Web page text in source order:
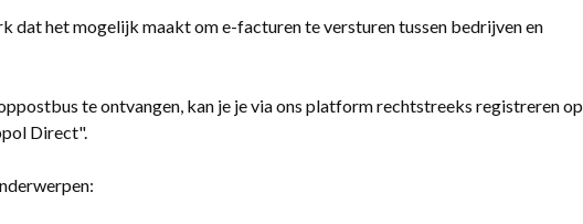
dat het mogelijk maakt om e-facturen te versturen tussen bedrijven en
te ontvangen, kan je je via ons platform rechtstreeks registreren op
Direct".